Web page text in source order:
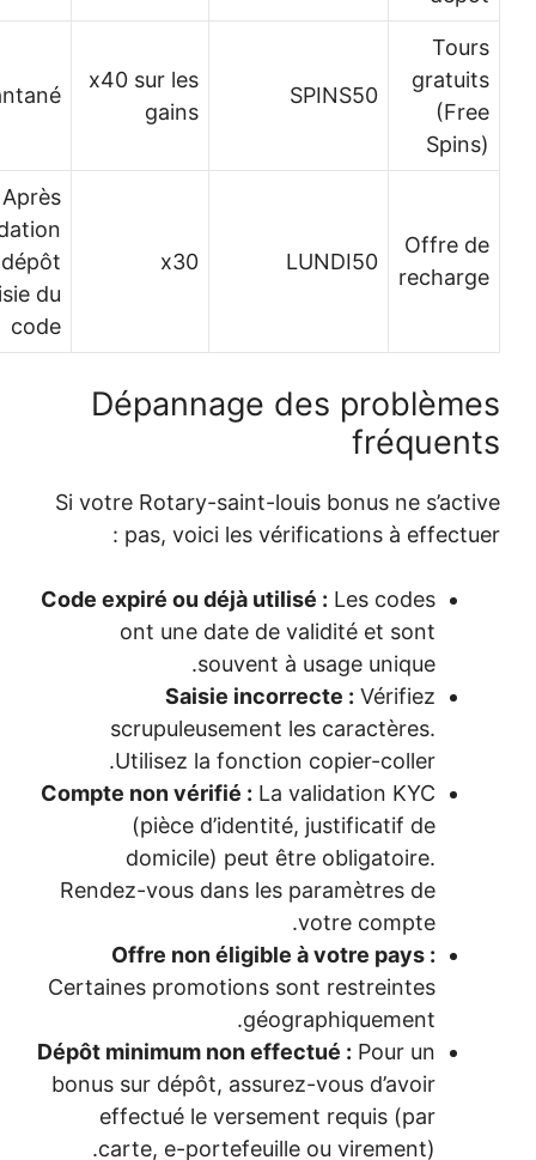
SPINS50
x40 sur les
Instantané
Offre
LUNDI50
validation
du dépôt
et saisie du
Dépannage des
Si votre Rotary-saint-louis bonus ne
pas, voici les vérifications à
Code expiré ou déjà utilisé :Les codes
ont une date de validité et sont
souvent à usage unique.
Saisie incorrecte :Vérifiez
scrupuleusement les caractères.
Utilisez la fonction copier-coller.
Compte non vérifié :La validation KYC
(pièce d’identité, justificatif de
domicile) peut être obligatoire.
Rendez-vous dans les paramètres de
votre compte.
Offre non éligible à votre pays :
Certaines promotions sont restreintes
géographiquement.
Dépôt minimum non effectué :Pour un
bonus sur dépôt, assurez-vous d’avoir
effectué le versement requis (par
carte, e-portefeuille ou virement).